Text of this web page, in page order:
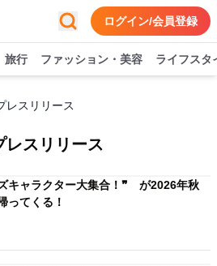
ログイン/会員登録
旅行 ファッション・美容 ライフスタ
レスリリース
レスリリース
キャラクター大集合！❞ が2026年秋
ってくる！